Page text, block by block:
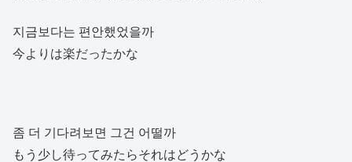
지금보다는 편안했었을까
今よりは楽だったかな
좀 더 기다려보면 그건 어떨까
もう少し待ってみたらそれはどうかな